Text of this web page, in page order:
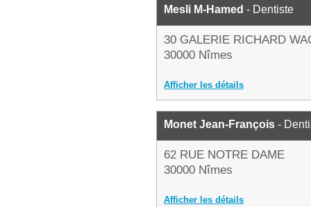
Mesli M-Hamed - Dentiste
30 GALERIE RICHARD
30000 Nîmes
Afficher les détails
Monet Jean-François -
62 RUE NOTRE DAME
30000 Nîmes
Afficher les détails